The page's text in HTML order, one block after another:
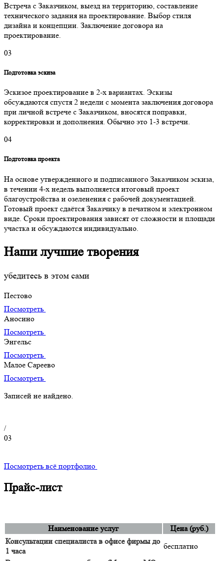
Встреча с Заказчиком, выезд на территорию, составление
технического задания на проектирование. Выбор стиля
дизайна и концепции. Заключение договора на
проектирование.
03
Подготовка эскиза
Эскизое проектирование в 2-х вариантах. Эскизы
обсуждаются спустя 2 недели с момента заключения договора
при личной встрече с Заказчиком, вносятся поправки,
корректировки и дополнения. Обычно это 1-3 встречи.
04
Подготовка проекта
На основе утвержденного и подписанного Заказчиком эскиза,
в течении 4-х недель выполняется итоговый проект
благоустройства и озеленения с рабочей документацией.
Готовый проект сдаётся Заказчику в печатном и электронном
виде. Сроки проектирования зависят от сложности и площади
участка и обсуждаются индивидуально.
Наши лучшие творения
убедитесь в этом сами
Пестово
Посмотреть
Аносино
Посмотреть
Энгельс
Посмотреть
Малое Сареево
Посмотреть
Записей не найдено.
/
03
Посмотреть всё портфолио
Прайс-лист
Наименование услуг
Цена (руб.)
Консультации специалиста в офисе фирмы до
1 часа
бесплатно